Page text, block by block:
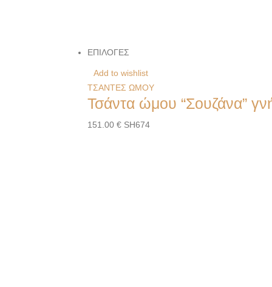
ΕΠΙΛΟΓΕΣ
Add to wishlist
ΤΣΑΝΤΕΣ ΩΜΟΥ
Τσάντα ώμου “Σουζάνα”
151.00 € SH674